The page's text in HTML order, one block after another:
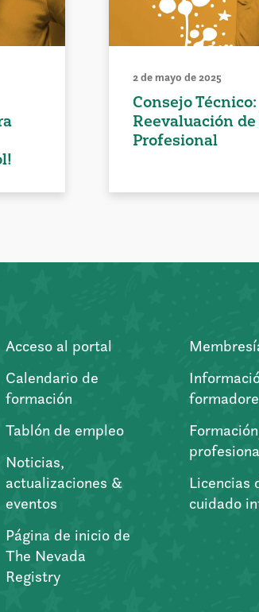
2 de mayo de 2025
Consejo Técnico:
Reevaluación
Profesional
Acceso al portal
Calendario de
formación
Tablón de empleo
Noticias,
actualizaciones &
eventos
Página de inicio de
The Nevada
Registry
Licencias
cuidado